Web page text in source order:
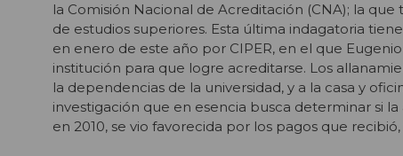
la Comisión Nacional de Acreditación (CNA); la
de estudios superiores. Esta última indagatoria
en enero de este año por CIPER, en el que
institución para que logre acreditarse. Los
la dependencias de la universidad, y a la casa y
investigación que en esencia busca determinar si
en 2010, se vio favorecida por los pagos que